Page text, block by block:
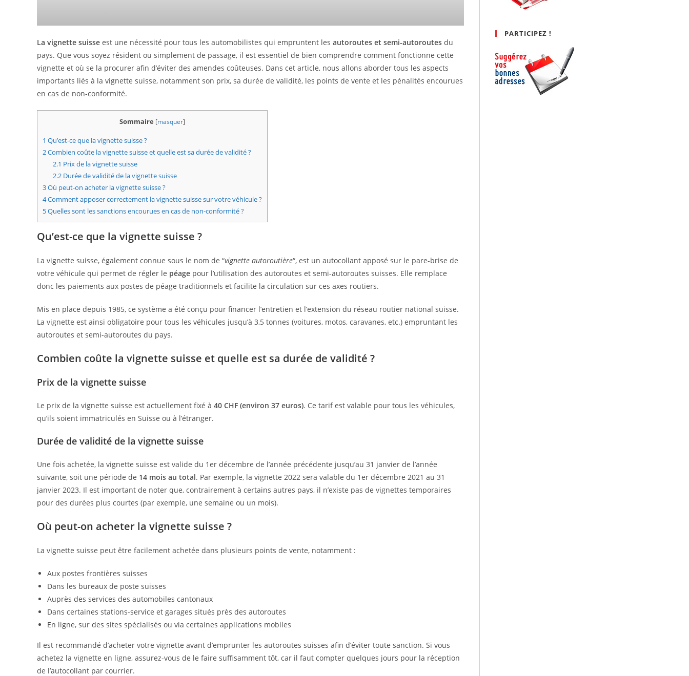
La vignette suisse est une nécessité pour tous les automobilistes qui empruntent les autoroutes et semi-autoroutes du
pays. Que vous soyez résident ou simplement de passage, il est essentiel de bien comprendre comment fonctionne cette
vignette et où se la procurer afin d’éviter des amendes coûteuses. Dans cet article, nous allons aborder tous les aspects
importants liés à la vignette suisse, notamment son prix, sa durée de validité, les points de vente et les pénalités encourues
en cas de non-conformité.
Sommaire [masquer]
1 Qu’est-ce que la vignette suisse ?
2Combien coûte la vignette suisse et quelle est sa durée de validité ?
2.1 Prix de la vignette suisse
2.2Durée de validité de la vignette suisse
3Où peut-on acheter la vignette suisse ?
4Comment apposer correctement la vignette suisse sur votre véhicule ?
5Quelles sont les sanctions encourues en cas de non-conformité ?
Qu’est-ce que la vignette suisse ?
La vignette suisse, également connue sous le nom de “vignette autoroutière“, est un autocollant apposé sur le pare-brise de
votre véhicule qui permet de régler le péage pour l’utilisation des autoroutes et semi-autoroutes suisses. Elle remplace
donc les paiements aux postes de péage traditionnels et facilite la circulation sur ces axes routiers.
Mis en place depuis 1985, ce système a été conçu pour financer l’entretien et l’extension du réseau routier national suisse.
La vignette est ainsi obligatoire pour tous les véhicules jusqu’à 3,5 tonnes (voitures, motos, caravanes, etc.) empruntant les
autoroutes et semi-autoroutes du pays.
Combien coûte la vignette suisse et quelle est sa durée de validité ?
Prix de la vignette suisse
Le prix de la vignette suisse est actuellement fixé à 40 CHF (environ 37 euros). Ce tarif est valable pour tous les véhicules,
qu’ils soient immatriculés en Suisse ou à l’étranger.
Durée de validité de la vignette suisse
Une fois achetée, la vignette suisse est valide du 1er décembre de l’année précédente jusqu’au 31 janvier de l’année
suivante, soit une période de 14 mois au total. Par exemple, la vignette 2022 sera valable du 1er décembre 2021 au 31
janvier 2023. Il est important de noter que, contrairement à certains autres pays, il n’existe pas de vignettes temporaires
pour des durées plus courtes (par exemple, une semaine ou un mois).
Où peut-on acheter la vignette suisse ?
La vignette suisse peut être facilement achetée dans plusieurs points de vente, notamment :
Aux postes frontières suisses
Dans les bureaux de poste suisses
Auprès des services des automobiles cantonaux
Dans certaines stations-service et garages situés près des autoroutes
En ligne, sur des sites spécialisés ou via certaines applications mobiles
Il est recommandé d’acheter votre vignette avant d’emprunter les autoroutes suisses afin d’éviter toute sanction. Si vous
achetez la vignette en ligne, assurez-vous de le faire suffisamment tôt, car il faut compter quelques jours pour la réception
de l’autocollant par courrier.
PARTICIPEZ !